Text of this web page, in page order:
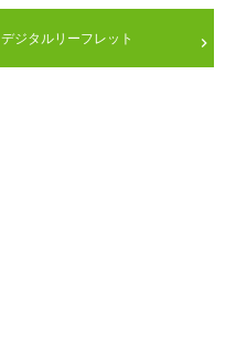
デジタルリーフレット